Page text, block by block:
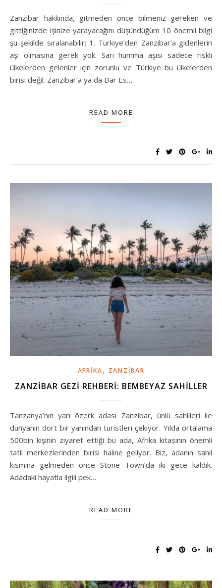
Zanzibar hakkında, gitmeden önce bilmeniz gereken ve
gittiğinizde işinize yarayacağını düşündüğüm 10 önemli bilgi
şu şekilde sıralanabilir; 1. Türkiye’den Zanzibar’a gidenlerin
aşı olmasına gerek yok. Sarı humma aşısı sadece riskli
ülkelerden gelenler için zorunlu ve Türkiye bu ülkelerden
birisi değil. Zanzibar’a ya da Dar Es…
READ MORE
AFRIKA, ZANZIBAR
ZANZIBAR GEZI REHBERI: BEMBEYAZ SAHILLER
Tanzanya’nın yarı özerk adası Zanzibar, ünlü sahilleri ile
dünyanın dört bir yanından turistleri çekiyor. Yılda ortalama
500bin kişinin ziyaret ettiği bu ada, Afrika kıtasının önemli
tatil merkezlerinden birisi haline geliyor. Biz, adanın sahil
kısmına gelmeden önce Stone Town’da iki gece kaldık.
Adadaki hayatla ilgili pek…
READ MORE